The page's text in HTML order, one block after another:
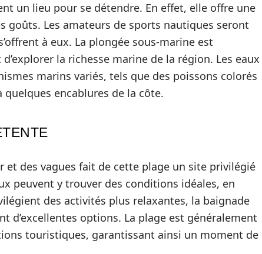
un lieu pour se détendre. En effet, elle offre une
goûts. Les amateurs de sports nautiques seront
à eux. La plongée sous-marine est
la richesse marine de la région. Les eaux
marins variés, tels que des poissons colorés
encablures de la côte.
et des vagues fait de cette plage un site privilégié
peuvent y trouver des conditions idéales, en
des activités plus relaxantes, la baignade
d’excellentes options. La plage est généralement
touristiques, garantissant ainsi un moment de